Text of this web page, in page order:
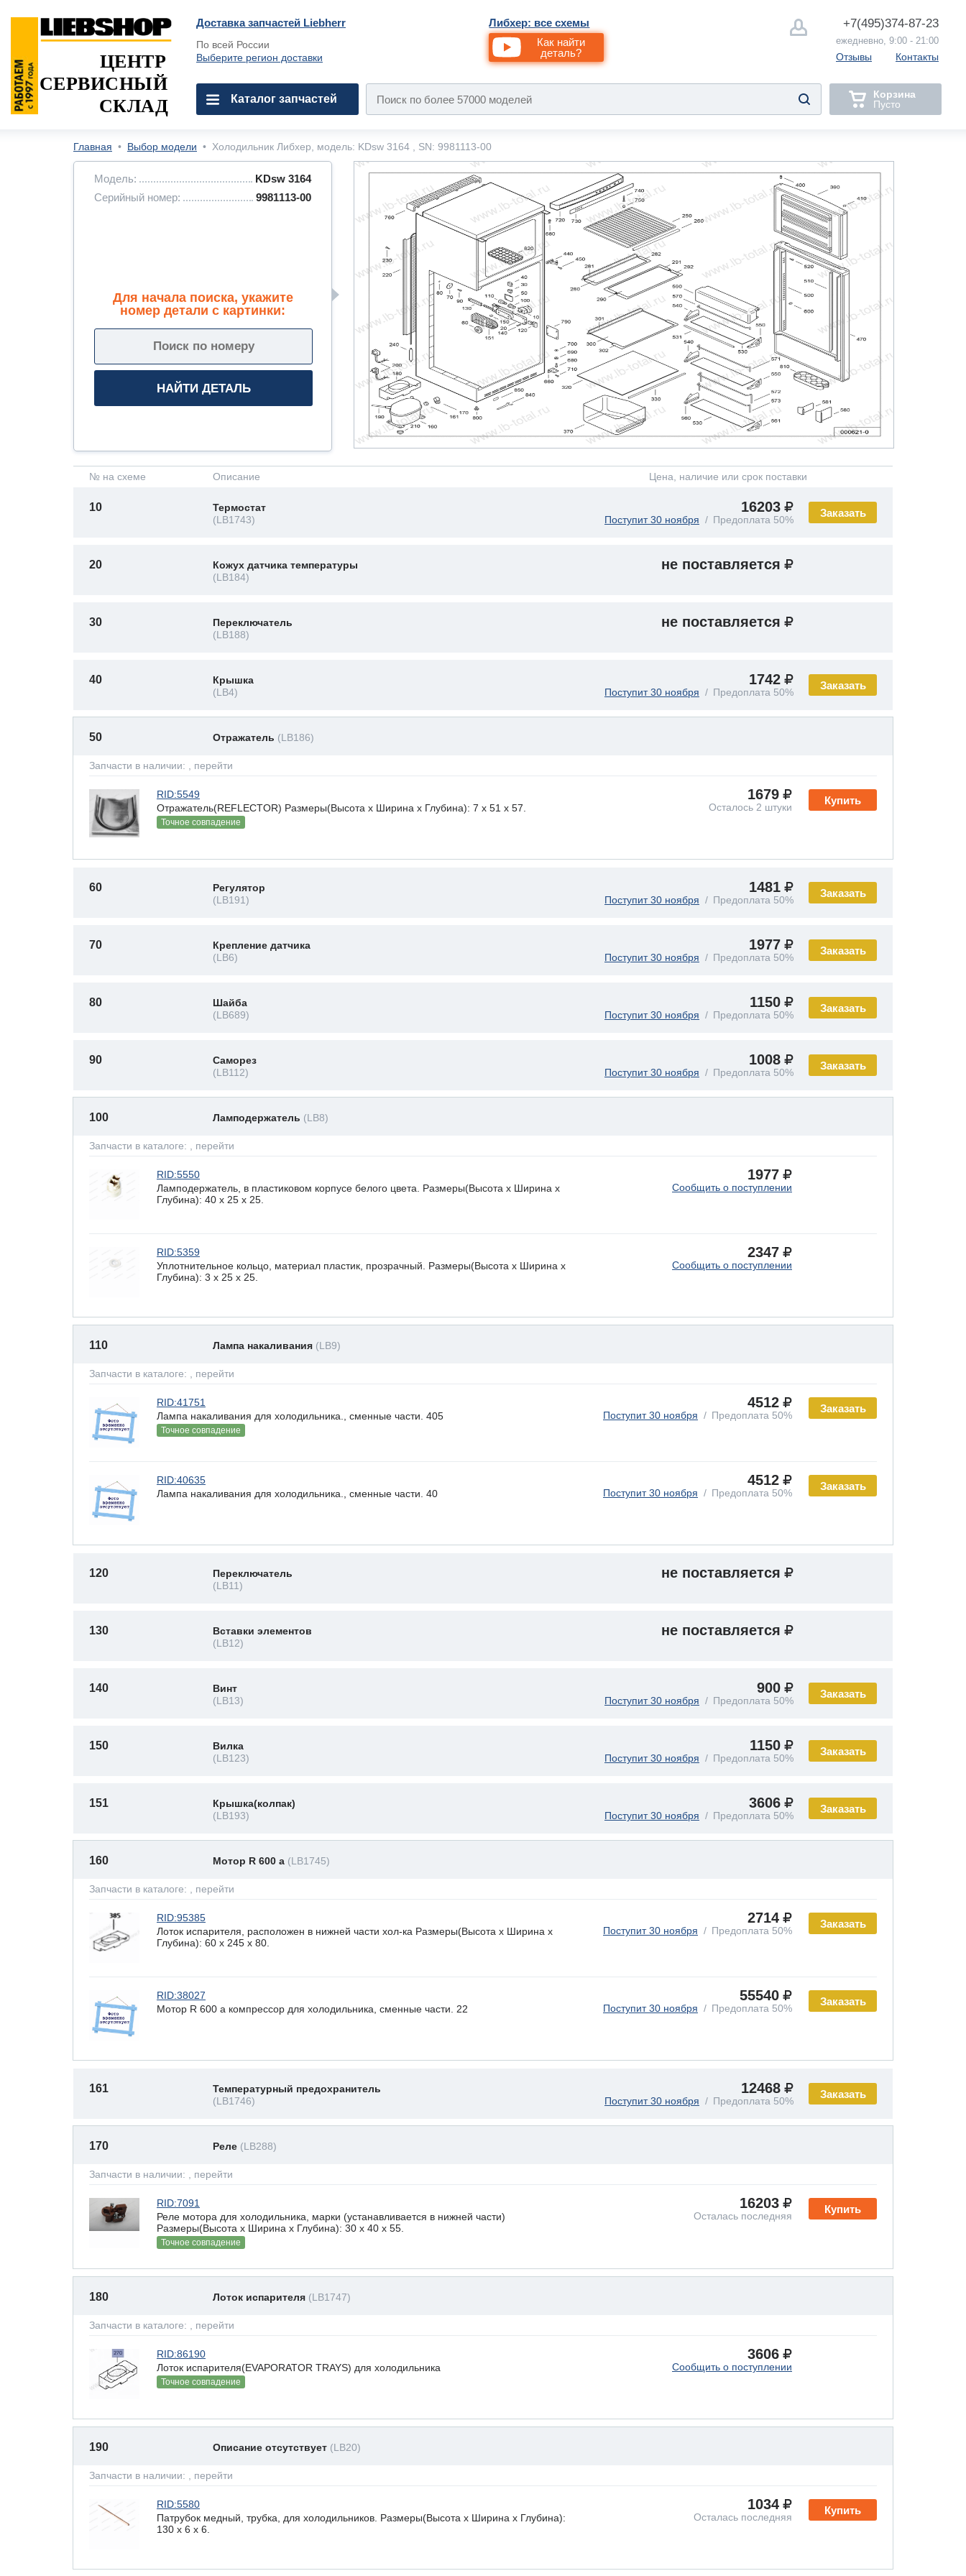
Доставка запчастей Liebherr
По всей России
Выберите регион доставки
Либхер: все схемы
Как найти
деталь?
+7(495)374-87-23
ежедневно, 9:00 - 21:00
Отзывы Контакты
ЦЕНТР
СЕРВИСНЫЙ
СКЛАД
Каталог запчастей
Корзина
Пусто
Главная • Выбор модели • Холодильник Либхер, модель: KDsw 3164 , SN: 9981113-00
Модель:
KDsw 3164
Серийный номер:
9981113-00
Для начала поиска, укажите
номер детали с картинки:
№ на схеме Описание Цена, наличие или срок поставки
Заказать
10
Термостат
(LB1743)
16203
Поступит 30 ноября Предоплата 50%
20
Кожух датчика температуры
(LB184)
не поставляется
30
Переключатель
(LB188)
не поставляется
Заказать
40
Крышка
(LB4)
1742
Поступит 30 ноября Предоплата 50%
50 Отражатель (LB186)
Запчасти в наличии: , перейти
Купить
RID:5549
Отражатель(REFLECTOR) Размеры(Высота х Ширина х Глубина): 7 x 51 х 57.
Точное совпадение
1679
Осталось 2 штуки
Заказать
60
Регулятор
(LB191)
1481
Поступит 30 ноября Предоплата 50%
Заказать
70
Крепление датчика
(LB6)
1977
Поступит 30 ноября Предоплата 50%
Заказать
80
Шайба
(LB689)
1150
Поступит 30 ноября Предоплата 50%
Заказать
90
Саморез
(LB112)
1008
Поступит 30 ноября Предоплата 50%
100 Ламподержатель (LB8)
Запчасти в каталоге: , перейти
RID:5550
Ламподержатель, в пластиковом корпусе белого цвета. Размеры(Высота х Ширина х
Глубина): 40 x 25 х 25.
1977
Сообщить о поступлении
RID:5359
Уплотнительное кольцо, материал пластик, прозрачный. Размеры(Высота х Ширина х
Глубина): 3 x 25 х 25.
2347
Сообщить о поступлении
110 Лампа накаливания (LB9)
Запчасти в каталоге: , перейти
Заказать
RID:41751
Лампа накаливания для холодильника., сменные части. 405
Точное совпадение
4512
Поступит 30 ноября Предоплата 50%
Заказать
RID:40635
Лампа накаливания для холодильника., сменные части. 40
4512
Поступит 30 ноября Предоплата 50%
120
Переключатель
(LB11)
не поставляется
130
Вставки элементов
(LB12)
не поставляется
Заказать
140
Винт
(LB13)
900
Поступит 30 ноября Предоплата 50%
Заказать
150
Вилка
(LB123)
1150
Поступит 30 ноября Предоплата 50%
Заказать
151
Крышка(колпак)
(LB193)
3606
Поступит 30 ноября Предоплата 50%
160 Мотор R 600 a (LB1745)
Запчасти в каталоге: , перейти
Заказать
RID:95385
Лоток испарителя, расположен в нижней части хол-ка Размеры(Высота х Ширина х
Глубина): 60 x 245 х 80.
2714
Поступит 30 ноября Предоплата 50%
Заказать
RID:38027
Мотор R 600 a компрессор для холодильника, сменные части. 22
55540
Поступит 30 ноября Предоплата 50%
Заказать
161
Температурный предохранитель
(LB1746)
12468
Поступит 30 ноября Предоплата 50%
170 Реле (LB288)
Запчасти в наличии: , перейти
Купить
RID:7091
Реле мотора для холодильника, марки (устанавливается в нижней части)
Размеры(Высота х Ширина х Глубина): 30 x 40 х 55.
Точное совпадение
16203
Осталась последняя
180 Лоток испарителя (LB1747)
Запчасти в каталоге: , перейти
RID:86190
Лоток испарителя(EVAPORATOR TRAYS) для холодильника
Точное совпадение
3606
Сообщить о поступлении
190 Описание отсутствует (LB20)
Запчасти в наличии: , перейти
Купить
RID:5580
Патрубок медный, трубка, для холодильников. Размеры(Высота х Ширина х Глубина):
130 x 6 х 6.
1034
Осталась последняя